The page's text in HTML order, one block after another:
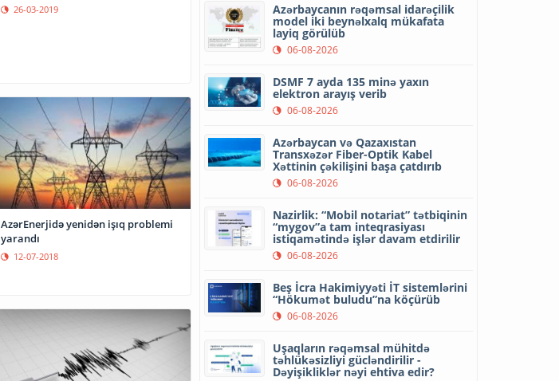
26-03-2019
AzərEnerjidə yenidən işıq problemi
yarandı
12-07-2018
Azərbaycanın rəqəmsal idarəçilik
model iki beynəlxalq mükafata
layiq görülüb
06-08-2026
DSMF 7 ayda 135 minə yaxın
elektron arayış verib
06-08-2026
Azərbaycan və Qazaxıstan
Transxəzər Fiber-Optik Kabel
Xəttinin çəkilişini başa çatdırıb
06-08-2026
Nazirlik: “Mobil notariat” tətbiqinin
“mygov”a tam inteqrasiyası
istiqamətində işlər davam etdirilir
06-08-2026
Beş İcra Hakimiyyəti İT sistemlərini
“Hökumət buludu”na köçürüb
06-08-2026
Uşaqların rəqəmsal mühitdə
təhlükəsizliyi gücləndirilir -
Dəyişikliklər nəyi ehtiva edir?